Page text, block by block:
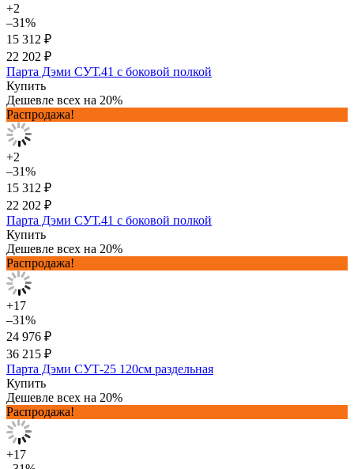
+2
–31%
15 312 ₽
22 202 ₽
Парта Дэми СУТ.41 с боковой полкой
Купить
Дешевле всех на 20%
Распродажа!
+2
–31%
15 312 ₽
22 202 ₽
Парта Дэми СУТ.41 с боковой полкой
Купить
Дешевле всех на 20%
Распродажа!
+17
–31%
24 976 ₽
36 215 ₽
Парта Дэми СУТ-25 120см раздельная
Купить
Дешевле всех на 20%
Распродажа!
+17